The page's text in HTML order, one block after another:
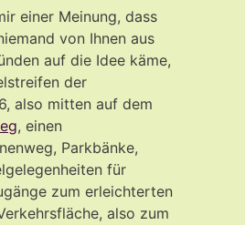
einer Meinung, dass
von Ihnen aus
auf die Idee käme,
der
also mitten auf dem
, einen
Parkbänke,
für
zum erleichterten
also zum